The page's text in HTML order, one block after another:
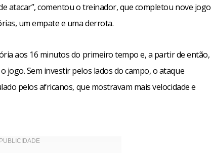
atacar”, comentou o treinador, que completou nove
um empate e uma derrota.
aos 16 minutos do primeiro tempo e, a partir de então,
jogo. Sem investir pelos lados do campo, o ataque
pelos africanos, que mostravam mais velocidade e